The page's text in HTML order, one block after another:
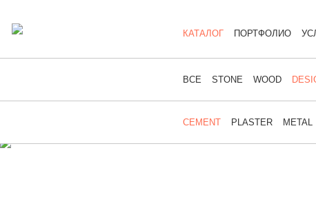
КАТАЛОГ
ВСЕ STONE WOOD
CEMENT PLASTER METAL
ПОРТФОЛИО